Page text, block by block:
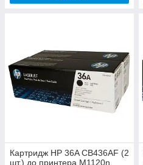
Картридж HP 36A CB436AF (2
шт.) до принтера M1120n,